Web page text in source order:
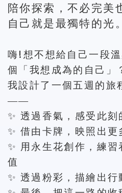
陪你探索，不必完美
自己就是最獨特的光。
嗨! 想不想給自己一段
個「我想成為的自己」
我設計了一個五週的旅
——
✨ 透過香氣，感受此刻
✨ 借由卡牌，映照出更
✨ 用永生花創作，練
值
✨ 透過粉彩，描繪出行